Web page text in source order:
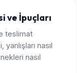
ve İpuçları
teslimat
nasıl
nasıl